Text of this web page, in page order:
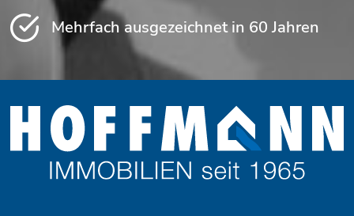
Mehrfach ausgezeichnet in 60 Jahren